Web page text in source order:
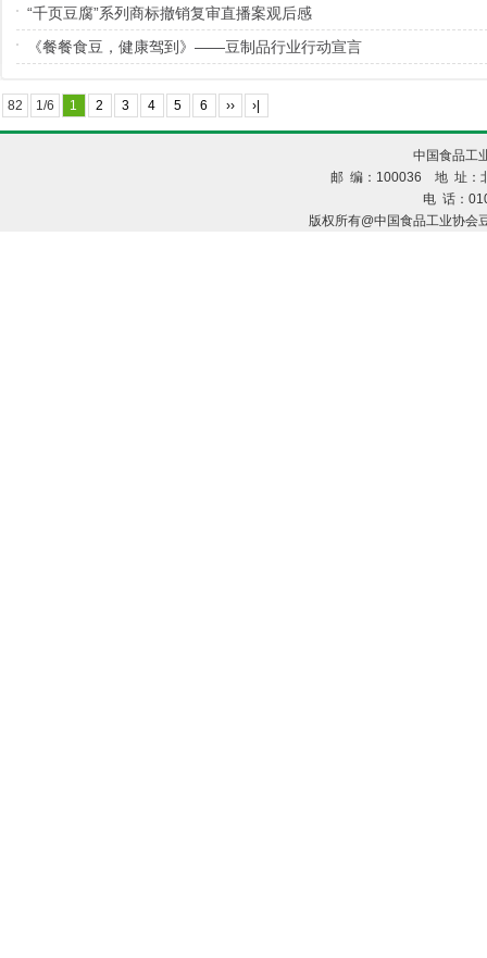
“千页豆腐”系列商标撤销复审直播案观后感
《餐餐食豆，健康驾到》——豆制品行业行动宣言
82 1/6 1 2 3 4 5 6 ›› ›|
中国食品工
邮 编：100036 地 址：
电 话：
版权所有@中国食品工业协